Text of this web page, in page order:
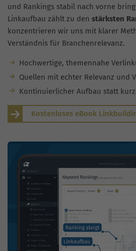
und Rankings stabil nach vorne
Linkaufbau zählt zu den stärksten
konzentrieren wir uns mit klarer
Verständnis für Branchenrelevanz.
Hochwertige, themennahe
Quellen mit echter Relevanz und
Kontinuierlicher Aufbau statt
Kostenloses eBook